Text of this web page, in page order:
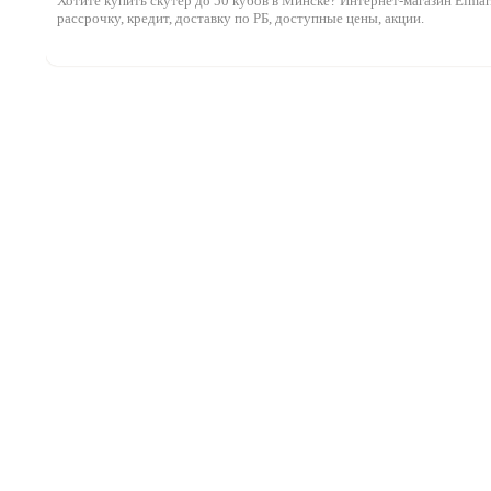
рассрочку, кредит, доставку по РБ, доступные цены, акции.